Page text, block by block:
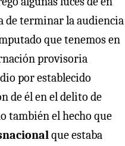
de terminar la audiencia
que tenemos en
provisoria
por establecido
de él en el delito de
también el hecho que
que estaba